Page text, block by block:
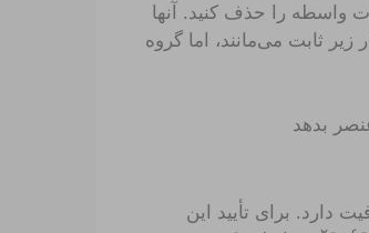
واسطه را حذف کنید. آنها
قرار دارند. از این نظر، گروه‌های ۱ و ۲ در نمودار زیر ثابت می‌مانند، اما گروه
ظرفیت دارد. برای تأیید این